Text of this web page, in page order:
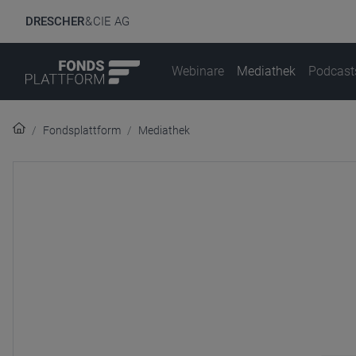
DRESCHER& CIE AG
Webinare Mediathek
Fondsplattform Mediathek